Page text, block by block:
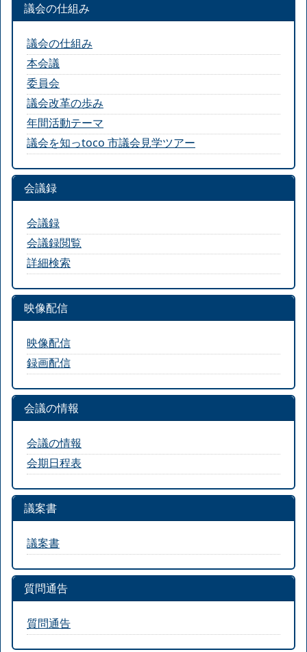
議会の仕組み
議会の仕組み
本会議
委員会
議会改革の歩み
年間活動テーマ
議会を知っtoco 市議会見学ツアー
会議録
会議録
会議録閲覧
詳細検索
映像配信
映像配信
録画配信
会議の情報
会議の情報
会期日程表
議案書
議案書
質問通告
質問通告